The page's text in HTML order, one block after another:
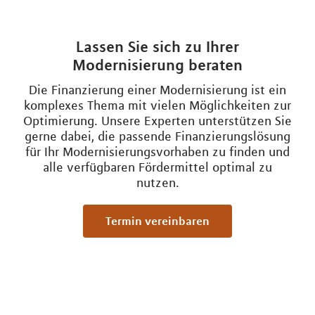
Lassen Sie sich zu Ihrer
Modernisierung beraten
Die Finanzierung einer Modernisierung ist ein
komplexes Thema mit vielen Möglichkeiten zur
Optimierung. Unsere Experten unterstützen Sie
gerne dabei, die passende Finanzierungslösung
für Ihr Modernisierungsvorhaben zu finden und
alle verfügbaren Fördermittel optimal zu
nutzen.
Termin vereinbaren